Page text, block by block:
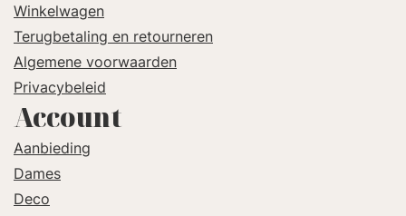
Winkelwagen
Terugbetaling en retourneren
Algemene voorwaarden
Privacybeleid
Account
Aanbieding
Dames
Deco